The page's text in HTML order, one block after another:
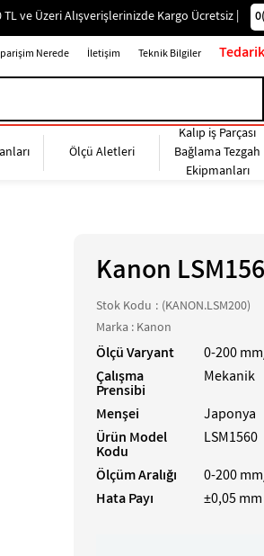
TL ve Üzeri Alışverişlerinizde Kargo Ücretsiz |
Nerede İletişim Teknik Bilgiler
Ölçü Aletleri
Kalıp iş Parçası
Bağlama Tezgah
Ekipmanları
Kanon
Stok Kodu
(KANON.LSM200)
Marka :Kanon
Ölçü Varyant
0-200
Çalışma
Prensibi
Mekanik
Menşei
Japonya
Ürün Model
Kodu
LSM1560
Ölçüm Aralığı
0-200
Hata Payı
±0,05 mm